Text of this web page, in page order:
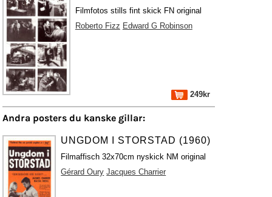
Filmfotos stills fint skick FN original
Roberto Fizz Edward G Robinson
249kr
Andra posters du kanske gillar:
UNGDOM I STORSTAD (1960)
Filmaffisch 32x70cm nyskick NM original
Gérard Oury Jacques Charrier